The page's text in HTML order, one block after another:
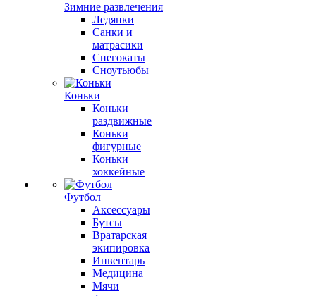
Зимние развлечения
Ледянки
Санки и
матрасики
Снегокаты
Сноутьюбы
Коньки
Коньки
раздвижные
Коньки
фигурные
Коньки
хоккейные
Футбол
Аксессуары
Бутсы
Вратарская
экипировка
Инвентарь
Медицина
Мячи